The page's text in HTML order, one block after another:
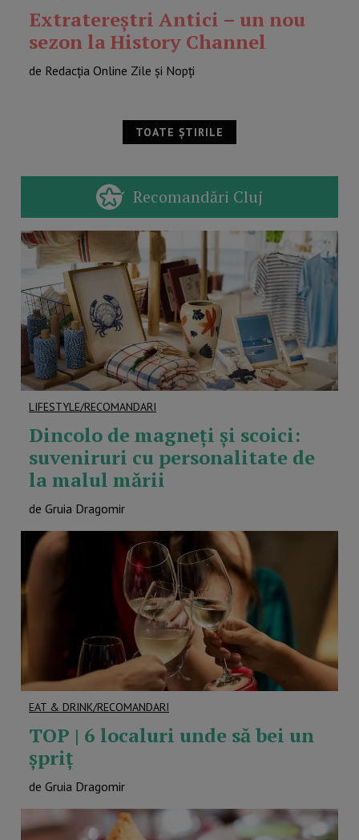
Extratereștri Antici – un nou
sezon la History Channel
de Redacția Online Zile și Nopți
TOATE ȘTIRILE
Recomandări Cluj
LIFESTYLE/RECOMANDARI
Dincolo de magneți și scoici:
suveniruri cu personalitate de
la malul mării
de Gruia Dragomir
EAT & DRINK/RECOMANDARI
TOP | 6 localuri unde să bei un
șpriț
de Gruia Dragomir